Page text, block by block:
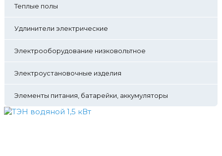
Теплые полы
Удлинители электрические
Электрооборудование низковольтное
Электроустановочные изделия
Элементы питания, батарейки, аккумуляторы